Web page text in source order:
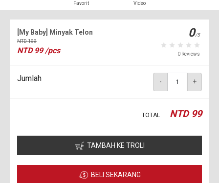
Favorit Video
[My Baby] Minyak Telon
NTD199
NTD 99 /pcs
0/5
0 Reviews
Jumlah - +
TOTAL NTD 99
TAMBAH KE TROLI
BELI SEKARANG